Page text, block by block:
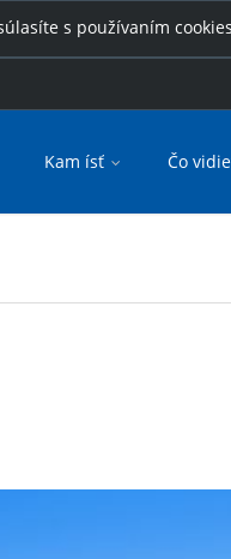
s používaním
Kam ísť Čo